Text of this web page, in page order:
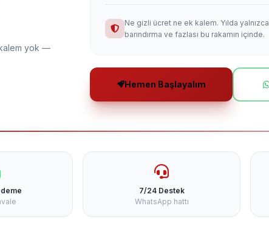
yok —
Ne gizli ücret ne ek kalem. Yılda yalnızca
barındırma ve fazlası bu rakamın içinde.
Hemen Başlayalım
7/24 Destek
WhatsApp hattı